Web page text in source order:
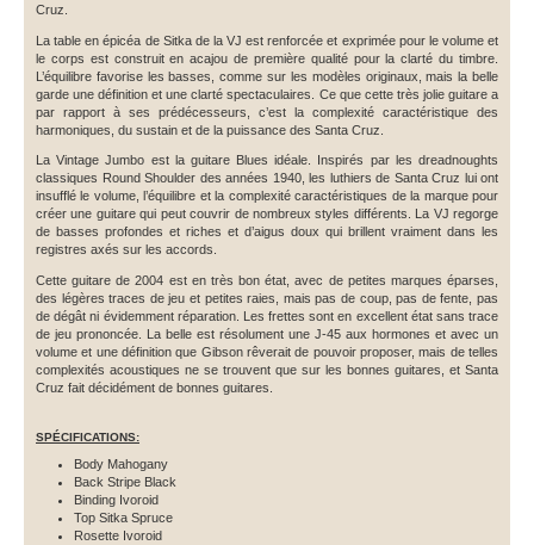
Cruz.
La table en épicéa de Sitka de la VJ est renforcée et exprimée pour le volume et
le corps est construit en acajou de première qualité pour la clarté du timbre.
L’équilibre favorise les basses, comme sur les modèles originaux, mais la belle
garde une définition et une clarté spectaculaires. Ce que cette très jolie guitare a
par rapport à ses prédécesseurs, c’est la complexité caractéristique des
harmoniques, du sustain et de la puissance des Santa Cruz.
La Vintage Jumbo est la guitare Blues idéale. Inspirés par les dreadnoughts
classiques Round Shoulder des années 1940, les luthiers de Santa Cruz lui ont
insufflé le volume, l’équilibre et la complexité caractéristiques de la marque pour
créer une guitare qui peut couvrir de nombreux styles différents. La VJ regorge
de basses profondes et riches et d’aigus doux qui brillent vraiment dans les
registres axés sur les accords.
Cette guitare de 2004 est en très bon état, avec de petites marques éparses,
des légères traces de jeu et petites raies, mais pas de coup, pas de fente, pas
de dégât ni évidemment réparation. Les frettes sont en excellent état sans trace
de jeu prononcée. La belle est résolument une J-45 aux hormones et avec un
volume et une définition que Gibson rêverait de pouvoir proposer, mais de telles
complexités acoustiques ne se trouvent que sur les bonnes guitares, et Santa
Cruz fait décidément de bonnes guitares.
SPÉCIFICATIONS:
Body Mahogany
Back Stripe Black
Binding Ivoroid
Top Sitka Spruce
Rosette Ivoroid